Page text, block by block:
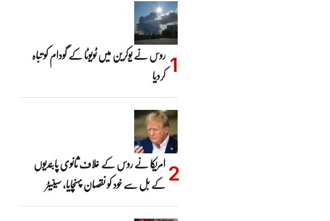
روس نے یوکرین میں ٹویوٹا کے گودام کو تباہ
کردیا
امریکا نے روس کے خلاف ثانوی پابندیوں
کے بل سے خود کو نقصان پہنچایا، سینیٹر